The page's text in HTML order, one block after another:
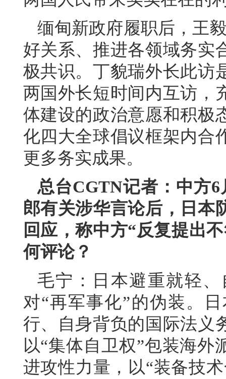
缅甸新政府履职后，王
好关系、推进各领域务实
极共识。丁貌瑞外长此访
两国外长短时间内互访，
体建设的政治意愿和积极
化四大全球倡议框架内合
更多务实成果。
总台CGTN记者：中方
郎有关涉华言论后，日本
回应，称中方“反复提出
何评论？
毛宁：日本避重就轻
对“再军事化”的伪装。
行、自身背负的国际法义
以“集体自卫权”包装海外
进攻性力量，以“装备技